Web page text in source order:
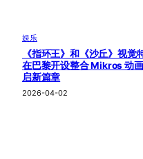
娱乐
《指环王》和《沙丘》视觉
在巴黎开设整合 Mikros 动
启新篇章
2026-04-02